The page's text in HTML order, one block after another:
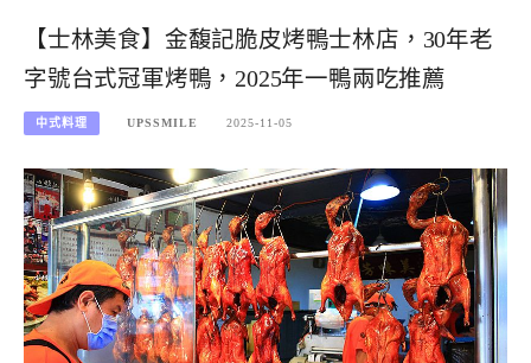
【士林美食】金馥記脆皮烤鴨士林店，30年老
字號台式冠軍烤鴨，2025年一鴨兩吃推薦
中式料理 UPSSMILE 2025-11-05